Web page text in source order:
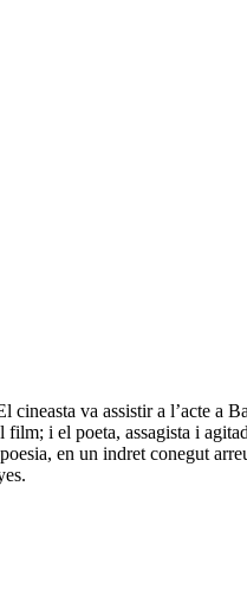
va assistir a l’acte a
film; i el poeta, assagista i
en un indret conegut